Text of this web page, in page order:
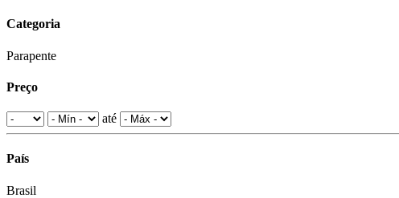
Categoria
Parapente
Preço
até
País
Brasil